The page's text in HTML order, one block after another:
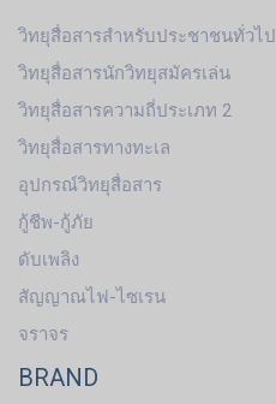
วิทยุสื่อสารสำหรับประชาชนทั่วไป
วิทยุสื่อสารนักวิทยุสมัครเล่น
วิทยุสื่อสารความถี่ประเภท 2
วิทยุสื่อสารทางทะเล
อุปกรณ์วิทยุสื่อสาร
กู้ชีพ-กู้ภัย
ดับเพลิง
สัญญาณไฟ-ไซเรน
จราจร
BRAND